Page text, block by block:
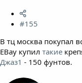
#155
В тц москва покупал
EBay купил такие
Джаз1 - 150 фунтов.